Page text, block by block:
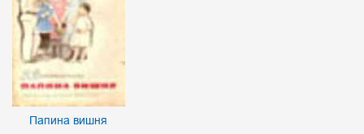
Папина вишня